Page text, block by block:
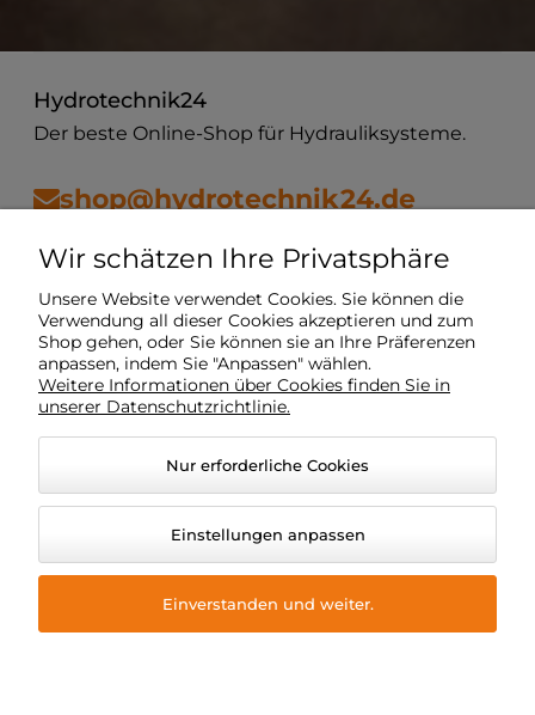
Hydrotechnik24
Der beste Online-Shop für Hydrauliksysteme.
shop@hydrotechnik24.de
Vorschriften
Mein Konto
O Unternehmen
© 2026 hydrotechnik24.de. Alle Rechte vorbehalten.
Wir schätzen Ihre Privatsphäre
Unsere Website verwendet Cookies. Sie können die
Verwendung all dieser Cookies akzeptieren und zum
Shop gehen, oder Sie können sie an Ihre Präferenzen
anpassen, indem Sie "Anpassen" wählen.
Weitere Informationen über Cookies finden Sie in
unserer Datenschutzrichtlinie.
Nur erforderliche Cookies
Einstellungen anpassen
Einverstanden und weiter.